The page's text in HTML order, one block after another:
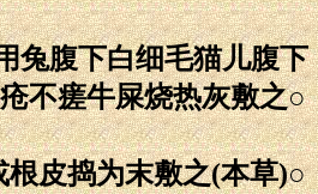
兔腹下白细毛猫儿腹下
不瘥牛屎烧热灰敷之○
皮捣为末敷之(本草)○